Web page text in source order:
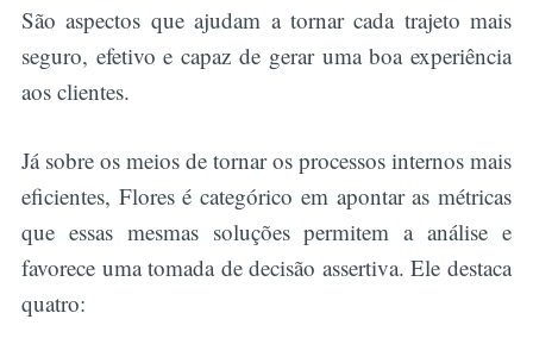
São aspectos que ajudam a tornar cada trajeto mais
seguro, efetivo e capaz de gerar uma boa experiência
aos clientes.
Já sobre os meios de tornar os processos internos mais
eficientes, Flores é categórico em apontar as métricas
que essas mesmas soluções permitem a análise e
favorece uma tomada de decisão assertiva. Ele destaca
quatro: